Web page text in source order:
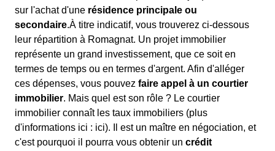
sur l'achat d'une résidence principale ou
secondaire.À titre indicatif, vous trouverez ci-dessous
leur répartition à Romagnat. Un projet immobilier
représente un grand investissement, que ce soit en
termes de temps ou en termes d'argent. Afin d'alléger
ces dépenses, vous pouvez faire appel à un courtier
immobilier. Mais quel est son rôle ? Le courtier
immobilier connaît les taux immobiliers (plus
d'informations ici : ici). Il est un maître en négociation, et
c'est pourquoi il pourra vous obtenir un crédit